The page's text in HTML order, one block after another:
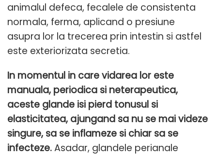
animalul defeca, fecalele de consistenta
normala, ferma, aplicand o presiune
asupra lor la trecerea prin intestin si astfel
este exteriorizata secretia.
In momentul in care vidarea lor este
manuala, periodica si neterapeutica,
aceste glande isi pierd tonusul si
elasticitatea, ajungand sa nu se mai videze
singure, sa se inflameze si chiar sa se
infecteze.Asadar, glandele perianale